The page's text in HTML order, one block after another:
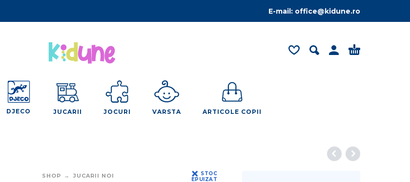
E-mail: office@kidune.ro
DJECO JUCARII JOCURI VARSTA ARTICOLE COPII
SHOP JUCARII NOI
STOC
EPUIZAT